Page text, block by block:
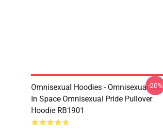
Omnisexual Hoodies - Omnisexual Cat
In Space Omnisexual Pride Pullover
Hoodie RB1901
-20%